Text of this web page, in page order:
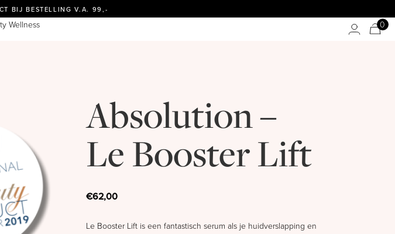
BIJ BESTELLING V.A. 99,-
0
Absolution –
Le Booster Lift
€62,00
Le Booster Lift is een fantastisch serum als je huidverslapping en